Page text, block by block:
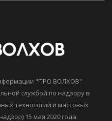
"ПРО ВОЛХОВ"
службой по надзору в